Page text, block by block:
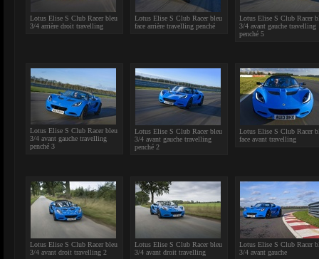
Lotus Elise S Club Racer bleu
3/4 arrière droit travelling
Lotus Elise S Club Racer bleu
face arrière travelling penché
Lotus Elise S Club Racer
3/4 avant gauche travelling
penché 5
Lotus Elise S Club Racer bleu
3/4 avant gauche travelling
penché 3
Lotus Elise S Club Racer bleu
3/4 avant gauche travelling
penché 2
Lotus Elise S Club Racer
face avant travelling
Lotus Elise S Club Racer bleu
3/4 avant droit travelling 2
Lotus Elise S Club Racer bleu
3/4 avant droit travelling
Lotus Elise S Club Racer
3/4 avant gauche